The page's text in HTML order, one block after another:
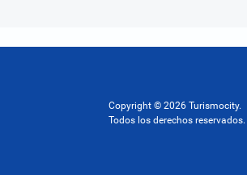
Copyright © 2026 Turismocity.
Todos los derechos reservados.